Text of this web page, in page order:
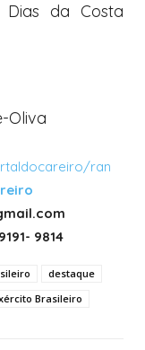
Dias da Costa
Oliva
ran
9814
destaque
Brasileiro